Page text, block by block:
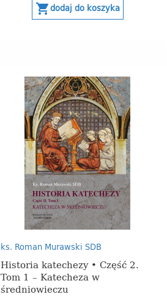
shopping_cartdodaj do koszyka
ks. Roman Murawski SDB
Historia katechezy • Część 2.
Tom 1 – Katecheza w
średniowieczu